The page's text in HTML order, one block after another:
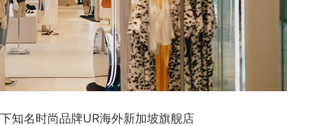
知名时尚品牌UR海外新加坡旗舰店